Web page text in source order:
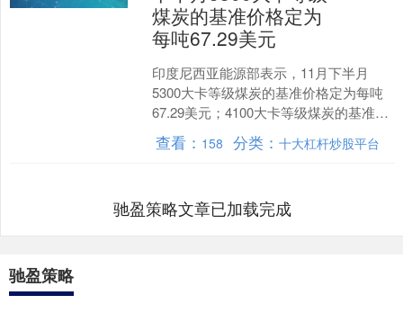
煤炭的基准价格定为
每吨67.29美元
印度尼西亚能源部表示，11月下半月
5300大卡等级煤炭的基准价格定为每吨
67.29美元；4100大卡等级煤炭的基准价
格定为每吨44.29美元。....
查看： 158 分类：十大杠杆炒股平台
驰盈策略文章已加载完成
驰盈策略